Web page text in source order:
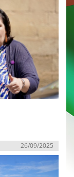
26/09/2025